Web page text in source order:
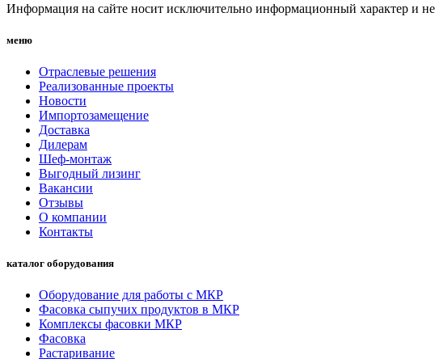
Информация на сайте носит исключительно информационный характер и
меню
Отраслевые решения
Реализованные проекты
Новости
Импортозамещение
Доставка
Дилерам
Шеф-монтаж
Выгодный лизинг
Вакансии
Отзывы
О компании
Контакты
каталог оборудования
Оборудование для работы с МКР
Фасовка сыпучих продуктов в МКР
Комплексы фасовки МКР
Фасовка
Растаривание